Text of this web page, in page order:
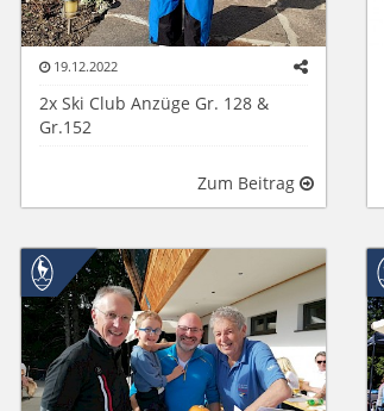
19.12.2022
2x Ski Club Anzüge Gr. 128 &
Gr.152
Zum Beitrag